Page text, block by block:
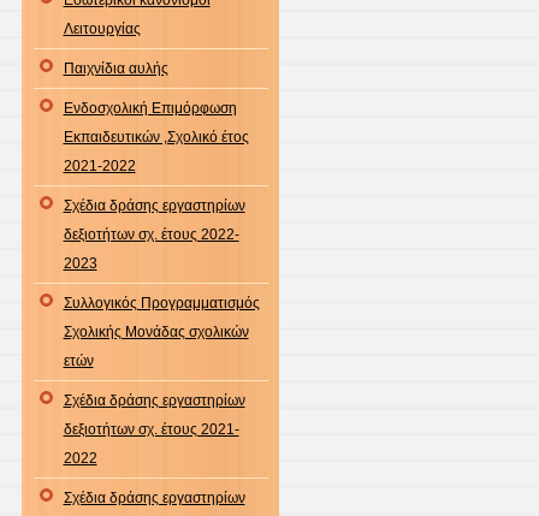
Λειτουργίας
Παιχνίδια αυλής
Ενδοσχολική Επιμόρφωση
Εκπαιδευτικών ,Σχολικό έτος
2021-2022
Σχέδια δράσης εργαστηρίων
δεξιοτήτων σχ. έτους 2022-
2023
Συλλογικός Προγραμματισμός
Σχολικής Μονάδας σχολικών
ετών
Σχέδια δράσης εργαστηρίων
δεξιοτήτων σχ. έτους 2021-
2022
Σχέδια δράσης εργαστηρίων